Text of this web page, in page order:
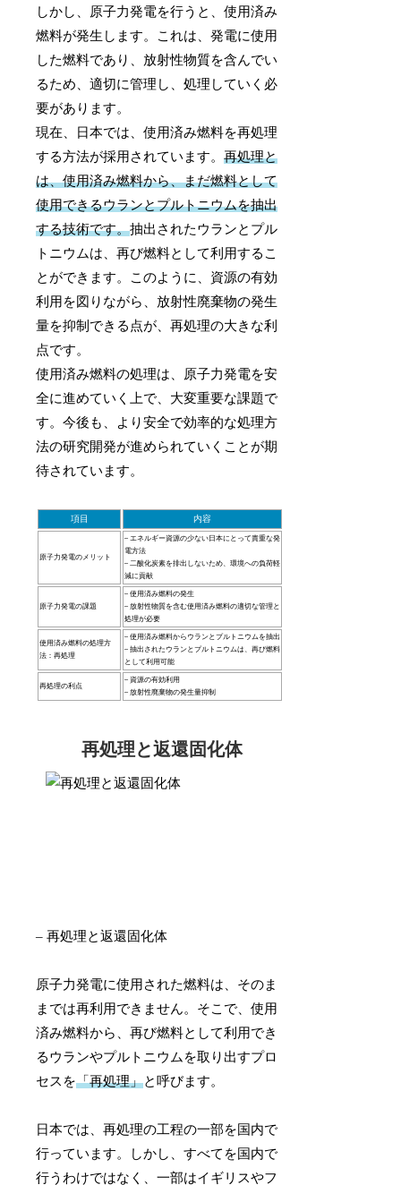
しかし、原子力発電を行うと、使用済み
燃料が発生します。これは、発電に使用
した燃料であり、放射性物質を含んでい
るため、適切に管理し、処理していく必
要があります。
現在、日本では、使用済み燃料を再処理
する方法が採用されています。再処理と
は、使用済み燃料から、まだ燃料として
使用できるウランとプルトニウムを抽出
する技術です。抽出されたウランとプル
トニウムは、再び燃料として利用するこ
とができます。このように、資源の有効
利用を図りながら、放射性廃棄物の発生
量を抑制できる点が、再処理の大きな利
点です。
使用済み燃料の処理は、原子力発電を安
全に進めていく上で、大変重要な課題で
す。今後も、より安全で効率的な処理方
法の研究開発が進められていくことが期
待されています。
項目 内容
原子力発電のメリット
– エネルギー資源の少ない日本にとって貴重な発
電方法
– 二酸化炭素を排出しないため、環境への負荷軽
減に貢献
原子力発電の課題
– 使用済み燃料の発生
– 放射性物質を含む使用済み燃料の適切な管理と
処理が必要
使用済み燃料の処理方
法：再処理
– 使用済み燃料からウランとプルトニウムを抽出
– 抽出されたウランとプルトニウムは、再び燃料
として利用可能
再処理の利点
– 資源の有効利用
– 放射性廃棄物の発生量抑制
再処理と返還固化体
– 再処理と返還固化体
原子力発電に使用された燃料は、そのま
までは再利用できません。そこで、使用
済み燃料から、再び燃料として利用でき
るウランやプルトニウムを取り出すプロ
セスを「再処理」と呼びます。
日本では、再処理の工程の一部を国内で
行っています。しかし、すべてを国内で
行うわけではなく、一部はイギリスやフ